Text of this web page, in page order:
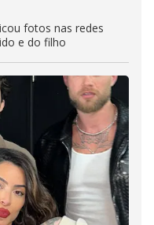
fotos nas redes
e do filho